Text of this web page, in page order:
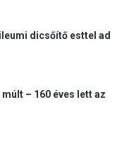
dicsőítő esttel ad
– 160 éves lett az